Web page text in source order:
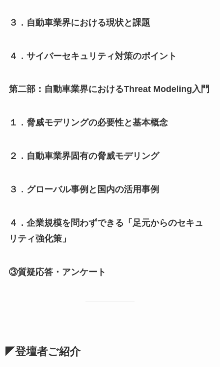
３．自動車業界における現状と課題
４．サイバーセキュリティ対策のポイント
第二部：自動車業界におけるThreat Modeling入門
１．脅威モデリングの必要性と基本概念
２．自動車業界固有の脅威モデリング
３．グローバル事例と国内の活用事例
４．企業規模を問わずできる「足元からのセキュ
リティ強化策」
③質疑応答・アンケート
◤登壇者ご紹介